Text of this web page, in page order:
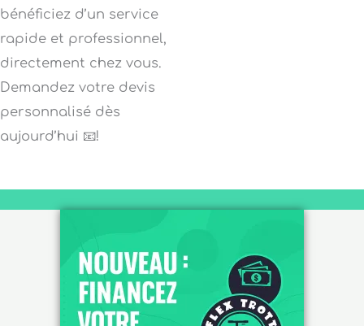
bénéficiez d’un service
rapide et professionnel,
directement chez vous.
Demandez votre devis
personnalisé dès
aujourd’hui 📧!